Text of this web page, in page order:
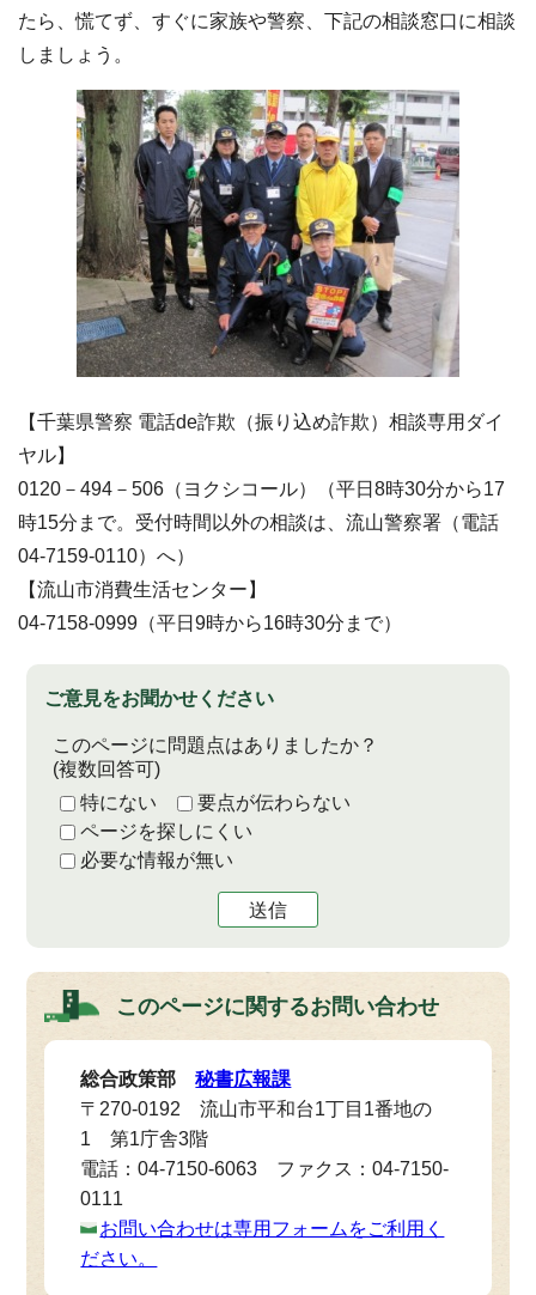
たら、慌てず、すぐに家族や警察、下記の相談窓口に相談
しましょう。
【千葉県警察 電話de詐欺（振り込め詐欺）相談専用ダイ
ヤル】
0120－494－506（ヨクシコール）（平日8時30分から17
時15分まで。受付時間以外の相談は、流山警察署（電話
04-7159-0110）へ）
【流山市消費生活センター】
04-7158-0999（平日9時から16時30分まで）
ご意見をお聞かせください
このページに問題点はありましたか？
(複数回答可)
特にない
要点が伝わらない
ページを探しにくい
必要な情報が無い
送信
このページに関するお問い合わせ
総合政策部秘書広報課
〒270-0192 流山市平和台1丁目1番地の
1 第1庁舎3階
電話：04-7150-6063 ファクス：04-7150-
0111
お問い合わせは専用フォームをご利用く
ださい。